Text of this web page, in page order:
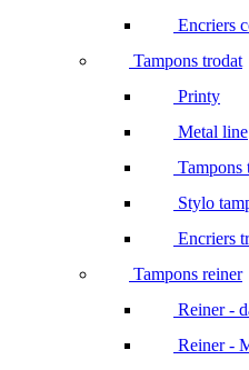
Encriers
Tampons trodat
Printy
Metal line
Tampons
Stylo
Encriers
Tampons reiner
Reiner -
Reiner -